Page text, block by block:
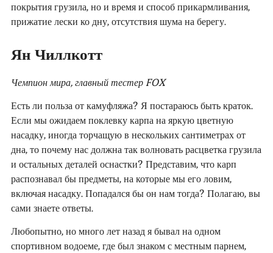
покрытия грузила, но и время и способ прикармливания,
прижатие лески ко дну, отсутствия шума на берегу.
Ян Чиллкотт
Чемпион мира, главный тестер FOX
Есть ли польза от камуфляжа? Я постараюсь быть краток.
Если мы ожидаем поклевку карпа на яркую цветную
насадку, иногда торчащую в нескольких сантиметрах от
дна, то почему нас должна так волновать расцветка грузила
и остальных деталей оснастки? Представим, что карп
распознавал бы предметы, на которые мы его ловим,
включая насадку. Попадался бы он нам тогда? Полагаю, вы
сами знаете ответы.
Любопытно, но много лет назад я бывал на одном
спортивном водоеме, где был знаком с местным парнем,